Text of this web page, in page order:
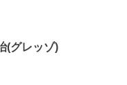
(グレッゾ)